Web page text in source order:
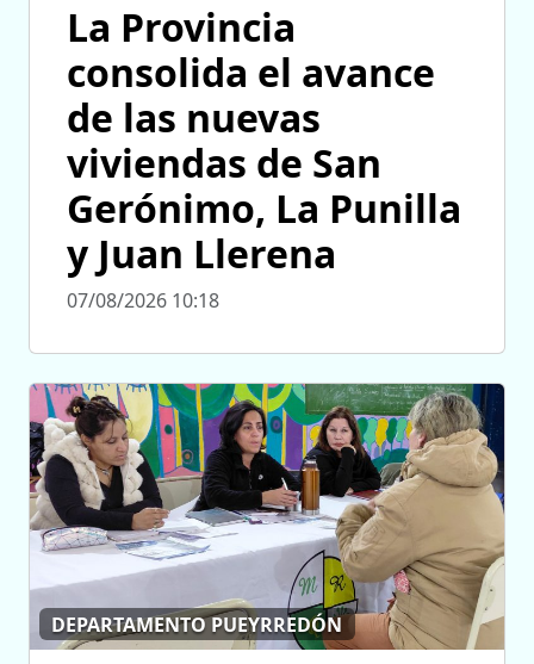
La Provincia
consolida el avance
de las nuevas
viviendas de San
Gerónimo, La Punilla
y Juan Llerena
07/08/2026 10:18
DEPARTAMENTO PUEYRREDÓN